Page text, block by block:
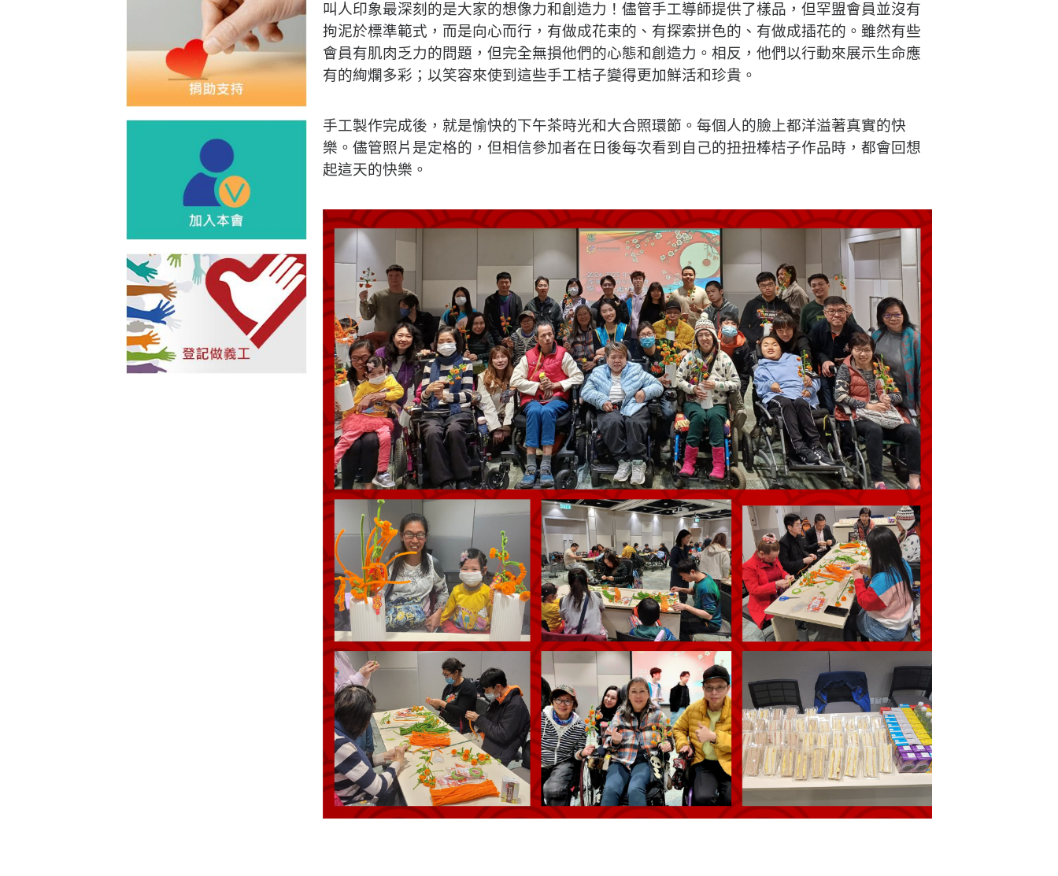
叫人印象最深刻的是大家的想像力和創造力！儘管手工導師提供了樣品，但罕盟會員並沒有
拘泥於標準範式，而是向心而行，有做成花束的、有探索拼色的、有做成插花的。雖然有些
會員有肌肉乏力的問題，但完全無損他們的心態和創造力。相反，他們以行動來展示生命應
有的絢爛多彩；以笑容來使到這些手工桔子變得更加鮮活和珍貴。
手工製作完成後，就是愉快的下午茶時光和大合照環節。每個人的臉上都洋溢著真實的快
樂。儘管照片是定格的，但相信參加者在日後每次看到自己的扭扭棒桔子作品時，都會回想
起這天的快樂。